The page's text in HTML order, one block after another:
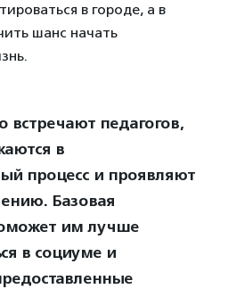
в городе, а в
шанс начать
встречают педагогов,
в
процесс и проявляют
Базовая
им лучше
в социуме и